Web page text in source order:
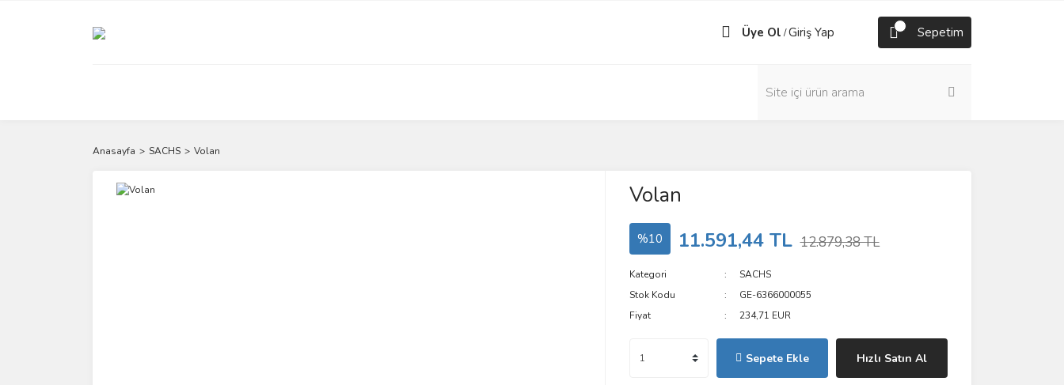
Üye Ol /Giriş Yap Sepetim
Anasayfa SACHS Volan
Volan
%10 11.591,44 TL 12.879,38 TL
Kategori
SACHS
Stok Kodu
GE-6366000055
Fiyat
234,71 EUR
Sepete Ekle Hızlı Satın Al